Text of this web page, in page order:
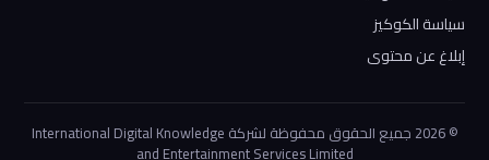
سياسة الكوكيز
إبلاغ عن محتوى
© 2026 جميع الحقوق محفوظة لشركة International Digital Knowledge
and Entertainment Services Limited